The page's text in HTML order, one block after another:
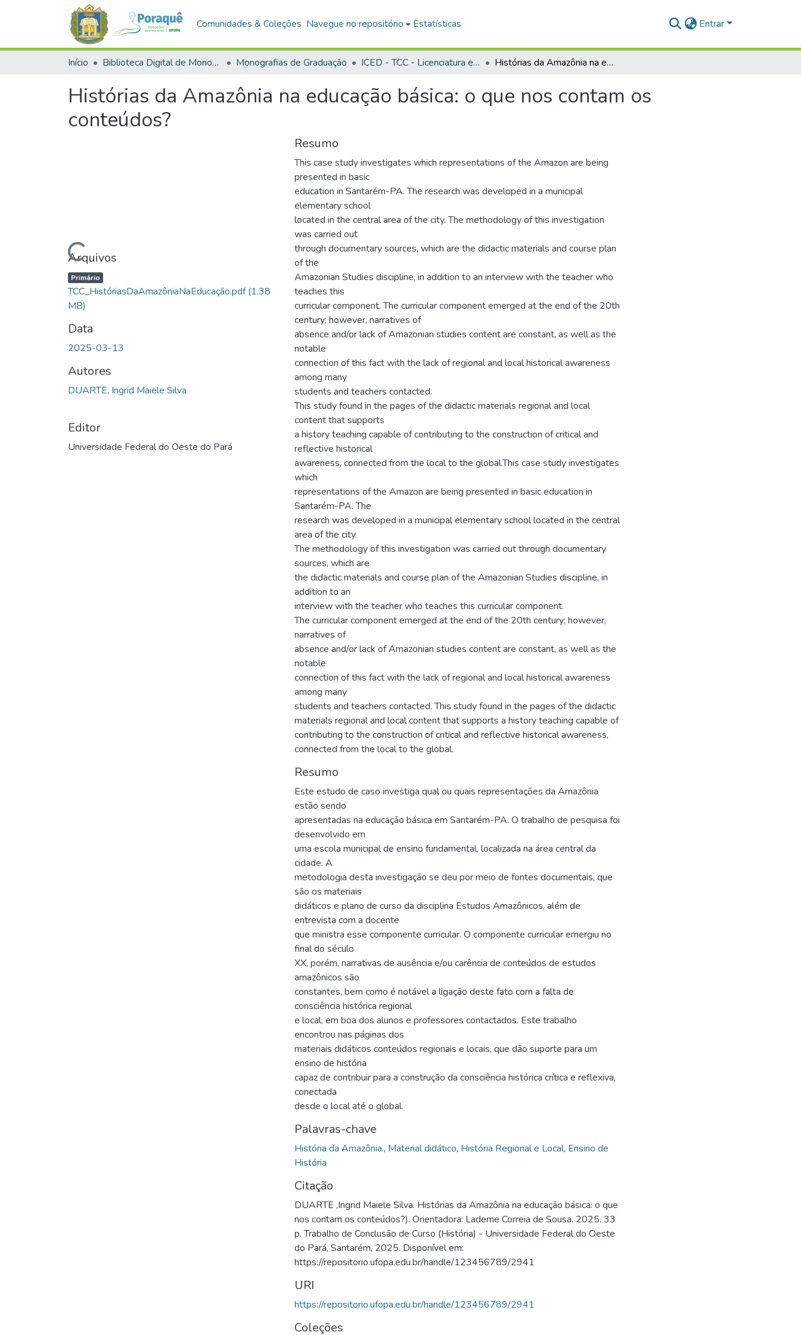
Comunidades & Coleções Navegue no repositório Estatísticas Entrar
Início Biblioteca Digital de Monografias (BDM) Monografias de Graduação ICED - TCC - Licenciatura em História Histórias da Amazônia na educação básica: o que nos contam os conteúdos?
Histórias da Amazônia na educação básica: o que nos contam os
conteúdos?
Carregando...
Arquivos
Primário
TCC_HistóriasDaAmazôniaNaEducação.pdf(1.38
MB)
Data
2025-03-13
Autores
DUARTE, Ingrid Maiele Silva
Editor
Universidade Federal do Oeste do Pará
Resumo
This case study investigates which representations of the Amazon are being
presented in basic
education in Santarém-PA. The research was developed in a municipal
elementary school
located in the central area of the city. The methodology of this investigation
was carried out
through documentary sources, which are the didactic materials and course plan
of the
Amazonian Studies discipline, in addition to an interview with the teacher who
teaches this
curricular component. The curricular component emerged at the end of the 20th
century; however, narratives of
absence and/or lack of Amazonian studies content are constant, as well as the
notable
connection of this fact with the lack of regional and local historical awareness
among many
students and teachers contacted.
This study found in the pages of the didactic materials regional and local
content that supports
a history teaching capable of contributing to the construction of critical and
reflective historical
awareness, connected from the local to the global.This case study investigates
which
representations of the Amazon are being presented in basic education in
Santarém-PA. The
research was developed in a municipal elementary school located in the central
area of the city.
The methodology of this investigation was carried out through documentary
sources, which are
the didactic materials and course plan of the Amazonian Studies discipline, in
addition to an
interview with the teacher who teaches this curricular component.
The curricular component emerged at the end of the 20th century; however,
narratives of
absence and/or lack of Amazonian studies content are constant, as well as the
notable
connection of this fact with the lack of regional and local historical awareness
among many
students and teachers contacted. This study found in the pages of the didactic
materials regional and local content that supports a history teaching capable of
contributing to the construction of critical and reflective historical awareness,
connected from the local to the global.
Resumo
Este estudo de caso investiga qual ou quais representações da Amazônia
estão sendo
apresentadas na educação básica em Santarém-PA. O trabalho de pesquisa foi
desenvolvido em
uma escola municipal de ensino fundamental, localizada na área central da
cidade. A
metodologia desta investigação se deu por meio de fontes documentais, que
são os materiais
didáticos e plano de curso da disciplina Estudos Amazônicos, além de
entrevista com a docente
que ministra esse componente curricular. O componente curricular emergiu no
final do século
XX, porém, narrativas de ausência e/ou carência de conteúdos de estudos
amazônicos são
constantes, bem como é notável a ligação deste fato com a falta de
consciência histórica regional
e local, em boa dos alunos e professores contactados. Este trabalho
encontrou nas páginas dos
materiais didáticos conteúdos regionais e locais, que dão suporte para um
ensino de história
capaz de contribuir para a construção da consciência histórica crítica e reflexiva,
conectada
desde o local até o global.
Palavras-chave
História da Amazônia., Material didático, História Regional e Local, Ensino de
História
Citação
DUARTE ,Ingrid Maiele Silva. Histórias da Amazônia na educação básica: o que
nos contam os conteúdos?). Orientadora: Lademe Correia de Sousa. 2025. 33
p. Trabalho de Conclusão de Curso (História) - Universidade Federal do Oeste
do Pará, Santarém, 2025. Disponível em:
https://repositorio.ufopa.edu.br/handle/123456789/2941
URI
https://repositorio.ufopa.edu.br/handle/123456789/2941
Coleções